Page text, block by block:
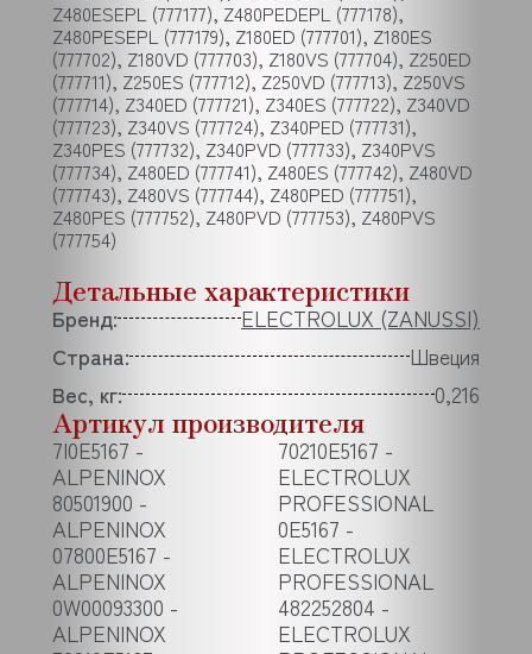
Детальные характеристики
Бренд:
ELECTROLUX (ZANUSSI)
Страна:
Швеция
Вес, кг:
0,216
Артикул производителя
7I0E5167 -
ALPENINOX
80501900 -
ALPENINOX
07800E5167 -
ALPENINOX
0W00093300 -
ALPENINOX
70210E5167 -
ELECTROLUX
PROFESSIONAL
0E5167 -
ELECTROLUX
PROFESSIONAL
482252804 -
ELECTROLUX